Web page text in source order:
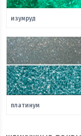
изумруд
платинум